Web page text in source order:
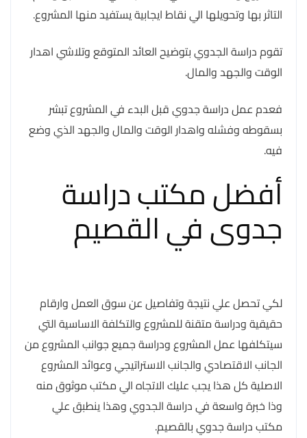
التاثر بها وتحويلها الي نقاط ايجابية يستفيد منها المشروع.
تقوم دراسة الجدوي بتوضيح العائد المتوقع وتلاشي اهدار
الوقت والجهد والمال.
فعدم عمل دراسة جدوي قبل البدء في المشروع تبشر
بسقوطه وفشله واهدار الوقت والمال والجهد الذي وضع
فيه.
أفضل مكتب دراسة
جدوى في القصيم
لكي تحصل علي نتيجة وتفاصيل عن سوق العمل وارقام
حقيقية ودراسة متقنة للمشروع والتكلفة الاساسية التي
سيتكلفها عمل المشروع ودراسة جميع جوانب المشروع من
الجانب الاقتصادي والجانب الاستراتيجي وعوائد المشروع
الاصلية كل هذا يجب عليك الاتجاه الي مكتب موثوق منه
وذا خبرة واسعة في دراسة الجدوي وهذا ينطبق علي
مكتب دراسة جدوي بالقصيم.